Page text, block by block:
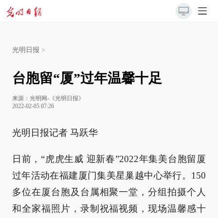
光明日报 >
台胞留“厦”过年温馨十足
来源： 光明网-《光明日报》
2022-02-05 07:26
光明日报记者 马跃华
日前，“虎虎生威 迎新春”2022年集美台胞留厦
过年活动在福建厦门集美星巢越中心举行。150
多位在厦台胞及台属相聚一堂，分组拍摄个人
和全家福照片，录制祝福视频，现场温馨感十